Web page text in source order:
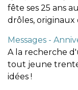
fête ses 25 ans
drôles, originaux
Messages -
A la recherche
tout jeune
idées !